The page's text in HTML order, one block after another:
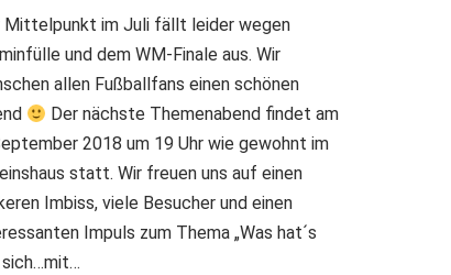
Mittelpunkt im Juli fällt leider wegen
und dem WM-Finale aus. Wir
allen Fußballfans einen schönen
Der nächste Themenabend findet am
2018 um 19 Uhr wie gewohnt im
statt. Wir freuen uns auf einen
Imbiss, viele Besucher und einen
Impuls zum Thema „Was hat´s